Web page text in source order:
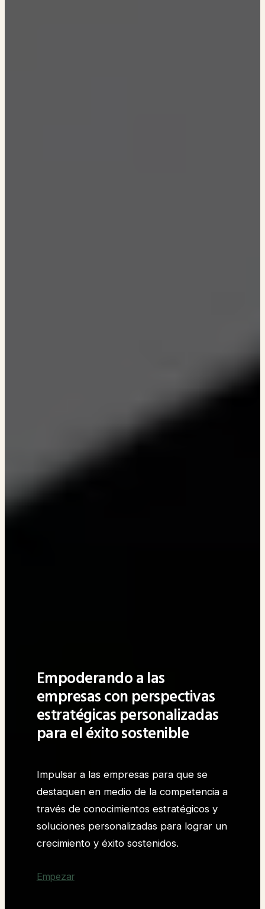
Empoderando a las
empresas con perspectivas
estratégicas personalizadas
para el éxito sostenible
Impulsar a las empresas para que se
destaquen en medio de la competencia a
través de conocimientos estratégicos y
soluciones personalizadas para lograr un
crecimiento y éxito sostenidos.
Empezar